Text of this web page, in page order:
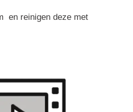
en reinigen deze met